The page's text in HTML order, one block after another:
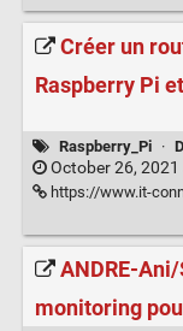
Créer un
Raspberry Pi
Raspberry_Pi ·
October 26, 2021
https://www.it-
ANDRE-
monitoring